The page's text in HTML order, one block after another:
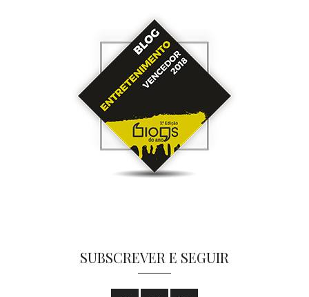
SUBSCREVER E SEGUIR